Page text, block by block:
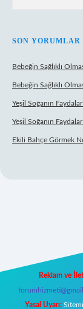
SON YORUMLAR
Bebeğin Sağlıklı
Bebeğin Sağlıklı
Yeşil Soğanın
Yeşil Soğanın
Ekili Bahçe Görmek
Reklam ve
Yasal Uyarı: